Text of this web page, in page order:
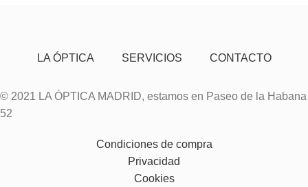
LA ÓPTICA SERVICIOS CONTACTO
© 2021 LA ÓPTICA MADRID, estamos en Paseo de la Habana
52
Condiciones de compra
Privacidad
Cookies